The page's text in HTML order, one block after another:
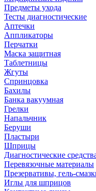
Предметы ухода
Тесты диагностические
Аптечки
Аппликаторы
Перчатки
Маска защитная
Таблетницы
Жгуты
Спринцовка
Бахилы
Банка вакуумная
Грелки
Напальчник
Беруши
Пластыри
Шприцы
Диагностические
Перевязочные материалы
Презервативы, гель-
Иглы для шприцов